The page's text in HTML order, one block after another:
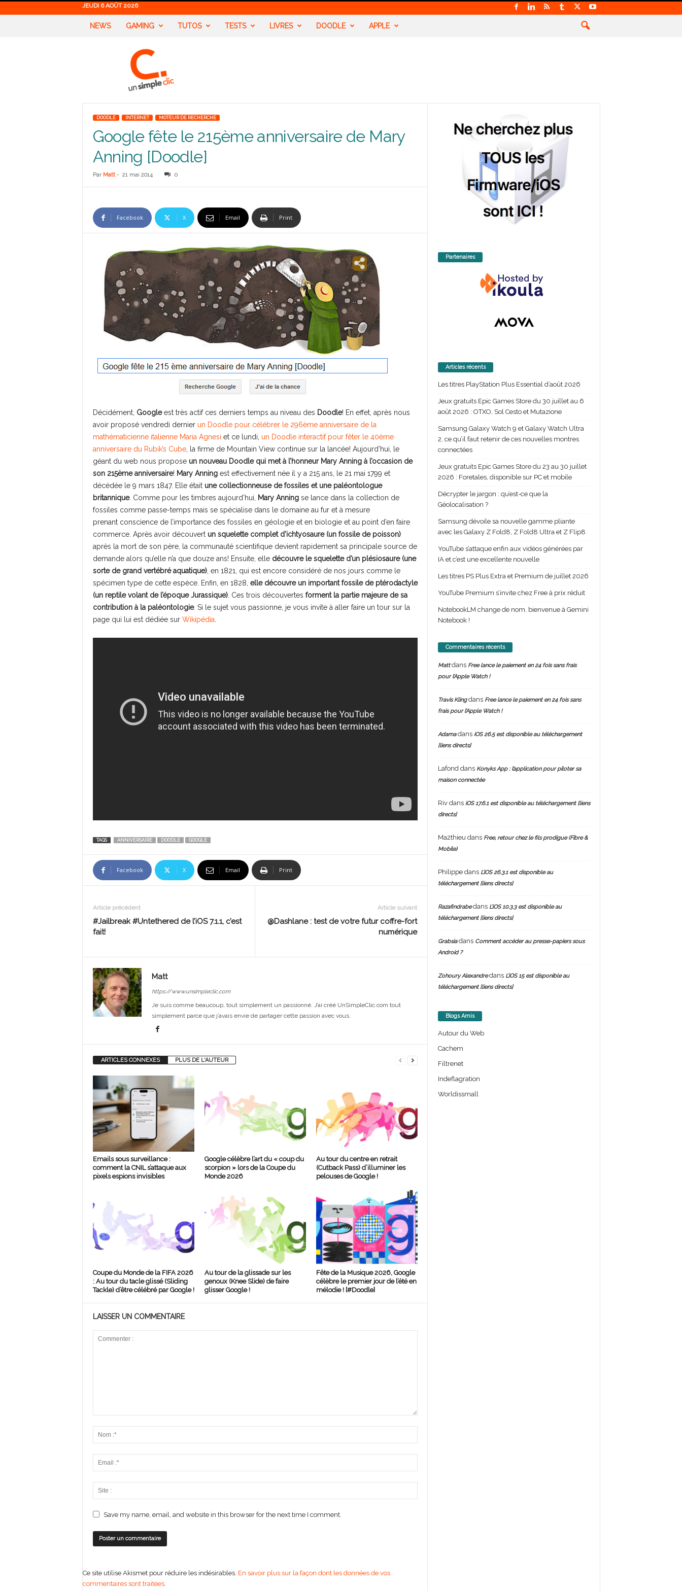
JEUDI 6 AOÛT 2026
NEWS GAMING TUTOS TESTS LIVRES DOODLE APPLE
DOODLE INTERNET MOTEUR DE RECHERCHE
Google fête le 215ème anniversaire de Mary
Anning [Doodle]
Par Matt- 21 mai 2014 0
Facebook X Email Print
Décidément, Googleest très actif ces derniers temps au niveau des Doodle! En effet, après nous
avoir proposé vendredi dernier un Doodle pour célébrer le 296ème anniversaire de la
mathématicienne italienne Maria Agnesi et ce lundi, un Doodle interactif pour fêter le 40ème
anniversaire du Rubik’s Cube, la firme de Mountain View continue sur la lancée! Aujourd’hui, le
géant du web nous propose un nouveau Doodle qui met à l’honneur Mary Anning à l’occasion de
son 215ème anniversaire! Mary Anningest effectivement née il y a 215 ans, le 21 mai 1799 et
décédée le 9 mars 1847. Elle était une collectionneuse de fossiles et une paléontologue
britannique. Comme pour les timbres aujourd’hui, Mary Anningse lance dans la collection de
fossiles comme passe-temps mais se spécialise dans le domaine au fur et à mesure
prenant conscience de l’importance des fossiles en géologie et en biologie et au point d’en faire
commerce. Après avoir découvert un squelette complet d’ichtyosaure (un fossile de poisson)
après la mort de son père, la communauté scientifique devient rapidement sa principale source de
demande alors qu’elle n’a que douze ans! Ensuite, elle découvre le squelette d’un plésiosaure (une
sorte de grand vertébré aquatique), en 1821, qui est encore considéré de nos jours comme le
spécimen type de cette espèce. Enfin, en 1828, elle découvre un important fossile de ptérodactyle
(un reptile volant de l’époque Jurassique). Ces trois découvertes forment la partie majeure de sa
contribution à la paléontologie. Si le sujet vous passionne, je vous invite à aller faire un tour sur la
page qui lui est dédiée sur Wikipédia
TAGS ANNIVERSAIRE DOODLE GOOGLE
Facebook X Email Print
Article précédent
#Jailbreak #Untethered de l’iOS 7.1.1, c’est
fait!
Article suivant
@Dashlane : test de votre futur coffre-fort
numérique
Matt
https://www.unsimpleclic.com
Je suis comme beaucoup, tout simplement un passionné. J’ai créé UnSimpleClic.com tout
simplement parce que j’avais envie de partager cette passion avec vous.
ARTICLES CONNEXES PLUS DE L'AUTEUR
Emails sous surveillance :
comment la CNIL s’attaque aux
pixels espions invisibles
Google célèbre l’art du « coup du
scorpion » lors de la Coupe du
Monde 2026
Au tour du centre en retrait
(Cutback Pass) d’illuminer les
pelouses de Google !
Coupe du Monde de la FIFA 2026
: Au tour du tacle glissé (Sliding
Tackle) d’être célébré par Google !
Au tour de la glissade sur les
genoux (Knee Slide) de faire
glisser Google !
Fête de la Musique 2026, Google
célèbre le premier jour de l’été en
mélodie ! [#Doodle]
LAISSER UN COMMENTAIRE
Save my name, email, and website in this browser for the next time I comment.
Ce site utilise Akismet pour réduire les indésirables. En savoir plus sur la façon dont les données de vos
commentaires sont traitées.
Partenaires
Articles récents
Les titres PlayStation Plus Essential d’août 2026
Jeux gratuits Epic Games Store du 30 juillet au 6
août 2026 : OTXO, Sol Cesto et Mutazione
Samsung Galaxy Watch 9 et Galaxy Watch Ultra
2, ce qu’il faut retenir de ces nouvelles montres
connectées
Jeux gratuits Epic Games Store du 23 au 30 juillet
2026 : Foretales, disponible sur PC et mobile
Décrypter le jargon : qu’est-ce que la
Géolocalisation ?
Samsung dévoile sa nouvelle gamme pliante
avec les Galaxy Z Fold8, Z Fold8 Ultra et Z Flip8
YouTube s’attaque enfin aux vidéos générées par
IA et c’est une excellente nouvelle
Les titres PS Plus Extra et Premium de juillet 2026
YouTube Premium s’invite chez Free à prix réduit
NotebookLM change de nom, bienvenue à Gemini
Notebook !
Commentaires récents
Mattdans Free lance le paiement en 24 fois sans frais
pour l’Apple Watch !
Travis Klingdans Free lance le paiement en 24 fois sans
frais pour l’Apple Watch !
Adamadans iOS 26.5 est disponible au téléchargement
[liens directs]
Lafond dans Konyks App : l’application pour piloter sa
maison connectée
Rivdans iOS 17.6.1 est disponible au téléchargement [liens
directs]
Ma2thieu dans Free, retour chez le fils prodigue (Fibre &
Mobile)
Philippedans L’iOS 26.3.1 est disponible au
téléchargement [liens directs]
Razafindrabedans L’iOS 10.3.3 est disponible au
téléchargement [liens directs]
Grabsiadans Comment accéder au presse-papiers sous
Android ?
Zohoury Alexandredans L’iOS 15 est disponible au
téléchargement [liens directs]
Blogs Amis
Autour du Web
Cachem
Filtrenet
Indeflagration
Worldissmall